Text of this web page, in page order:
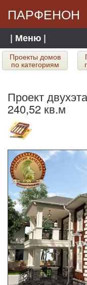
ПАРФЕНОН
| Меню |
Проекты домов
по категориям
Проект
240,52 кв.м